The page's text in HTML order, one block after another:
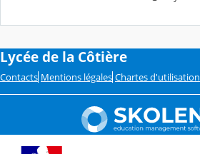
Lycée de la Côtière
Contacts Mentions légales Chartes d'utilisation